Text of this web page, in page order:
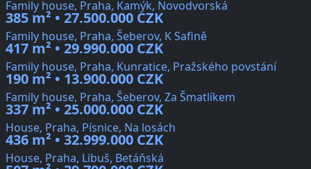
Family house, Praha, Kamýk, Novodvorská
385 m² • 27.500.000 CZK
Family house, Praha, Šeberov, K Safině
417 m² • 29.990.000 CZK
Family house, Praha, Kunratice, Pražského povstání
190 m² • 13.900.000 CZK
Family house, Praha, Šeberov, Za Šmatlíkem
337 m² • 25.000.000 CZK
House, Praha, Písnice, Na losách
436 m² • 32.999.000 CZK
House, Praha, Libuš, Betáňská